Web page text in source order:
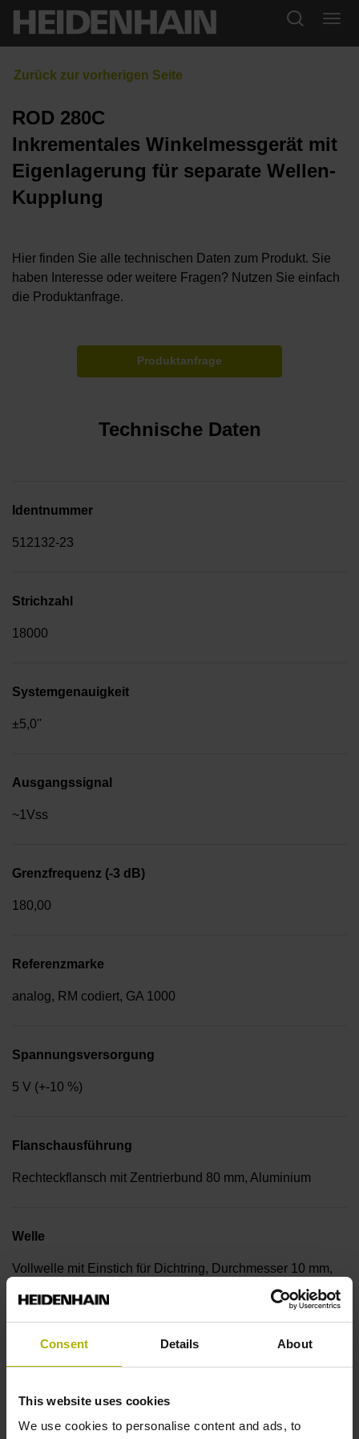
Consent Details About
This website uses cookies
We use cookies to personalise content and ads, to
ROD 280C
Inkrementales Winkelmessgerät mit
Eigenlagerung für separate Wellen-
Kupplung
Hier finden Sie alle technischen Daten zum Produkt. Sie
haben Interesse oder weitere Fragen? Nutzen Sie einfach
die Produktanfrage.
Produktanfrage
Technische Daten
Identnummer
512132-23
Strichzahl
18000
Systemgenauigkeit
±5,0''
Ausgangssignal
~1Vss
Grenzfrequenz (-3 dB)
180,00
Referenzmarke
analog, RM codiert, GA 1000
Spannungsversorgung
5 V (+-10 %)
Flanschausführung
Rechteckflansch mit Zentrierbund 80 mm, Aluminium
Welle
Vollwelle mit Einstich für Dichtring, Durchmesser 10 mm,
Schutzart